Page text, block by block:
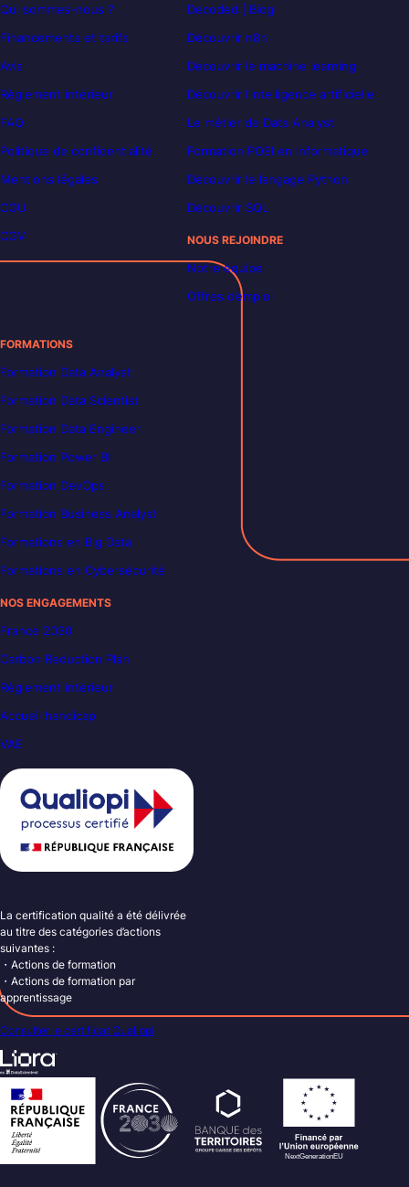
Qui sommes-nous ?
Financements et tarifs
Avis
Règlement intérieur
FAQ
Politique de confidentialité
Mentions légales
CGU
CGV
Decoded | Blog
Découvrir n8n
Découvrir le machine learning
Découvrir l’intelligence artificielle
Le métier de Data Analyst
Formation POEI en informatique
Découvrir le langage Python
Découvrir SQL
NOUS REJOINDRE
Notre équipe
Offres d’emploi
FORMATIONS
Formation Data Analyst
Formation Data Scientist
Formation Data Engineer
Formation Power BI
Formation DevOps
Formation Business Analyst
Formations en Big Data
Formations en Cybersécurité
NOS ENGAGEMENTS
France 2030
Carbon Reduction Plan
Règlement intérieur
Accueil handicap
VAE
La certification qualité a été délivrée
au titre des catégories d’actions
suivantes :
・Actions de formation
・Actions de formation par
apprentissage
Consulter le certificat Qualiopi